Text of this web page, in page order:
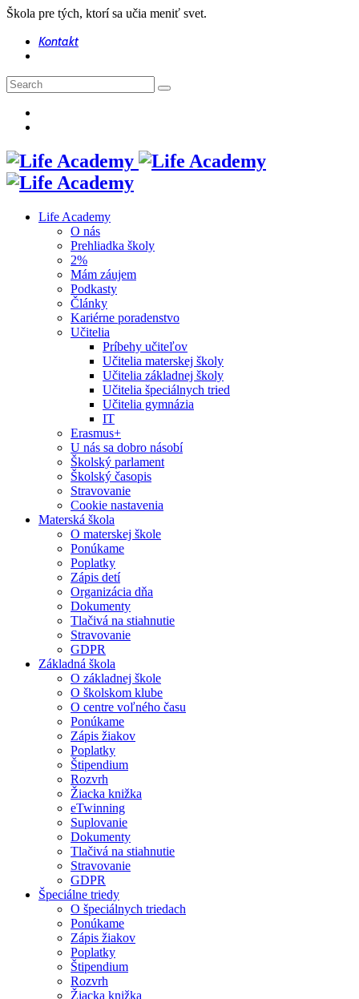
Škola pre tých, ktorí sa učia meniť svet.
Kontakt
Life Academy
O nás
Prehliadka školy
2%
Mám záujem
Podkasty
Články
Kariérne poradenstvo
Učitelia
Príbehy učiteľov
Učitelia materskej školy
Učitelia základnej školy
Učitelia špeciálnych tried
Učitelia gymnázia
IT
Erasmus+
U nás sa dobro násobí
Školský parlament
Školský časopis
Stravovanie
Cookie nastavenia
Materská škola
O materskej škole
Ponúkame
Poplatky
Zápis detí
Organizácia dňa
Dokumenty
Tlačivá na stiahnutie
Stravovanie
GDPR
Základná škola
O základnej škole
O školskom klube
O centre voľného času
Ponúkame
Zápis žiakov
Poplatky
Štipendium
Rozvrh
Žiacka knižka
eTwinning
Suplovanie
Dokumenty
Tlačivá na stiahnutie
Stravovanie
GDPR
Špeciálne triedy
O špeciálnych triedach
Ponúkame
Zápis žiakov
Poplatky
Štipendium
Rozvrh
Žiacka knižka